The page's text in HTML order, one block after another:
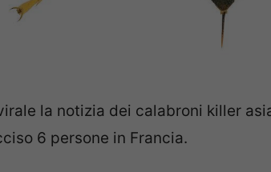
la notizia dei calabroni killer
6 persone in Francia.